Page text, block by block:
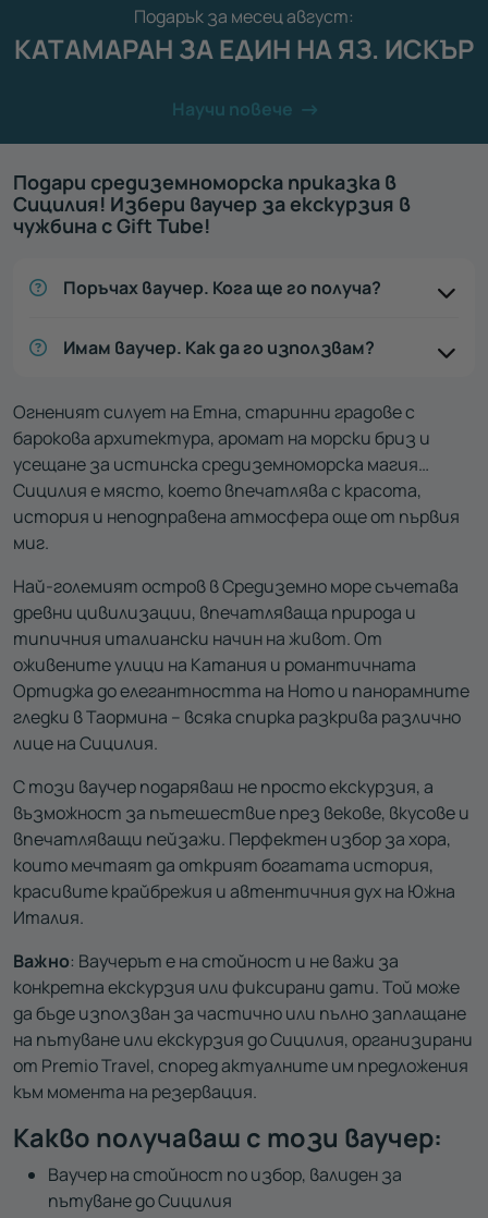
Подарък за месец август:
КАТАМАРАН ЗА ЕДИН НА ЯЗ. ИСКЪР
Научи повече
Подари средиземноморска приказка в
Сицилия! Избери ваучер за екскурзия в
чужбина с Gift Tube!
Поръчах ваучер. Кога ще го получа?
Имам ваучер. Как да го използвам?
Огненият силует на Етна, старинни градове с
барокова архитектура, аромат на морски бриз и
усещане за истинска средиземноморска магия…
Сицилия е място, което впечатлява с красота,
история и неподправена атмосфера още от първия
миг.
Най-големият остров в Средиземно море съчетава
древни цивилизации, впечатляваща природа и
типичния италиански начин на живот. От
оживените улици на Катания и романтичната
Ортиджа до елегантността на Ното и панорамните
гледки в Таормина – всяка спирка разкрива различно
лице на Сицилия.
С този ваучер подаряваш не просто екскурзия, а
възможност за пътешествие през векове, вкусове и
впечатляващи пейзажи. Перфектен избор за хора,
които мечтаят да открият богатата история,
красивите крайбрежия и автентичния дух на Южна
Италия.
Важно: Ваучерът е на стойност и не важи за
конкретна екскурзия или фиксирани дати. Той може
да бъде използван за частично или пълно заплащане
на пътуване или екскурзия до Сицилия, организирани
от Premio Travel, според актуалните им предложения
към момента на резервация.
Какво получаваш с този ваучер:
Ваучер на стойност по избор, валиден за
пътуване до Сицилия